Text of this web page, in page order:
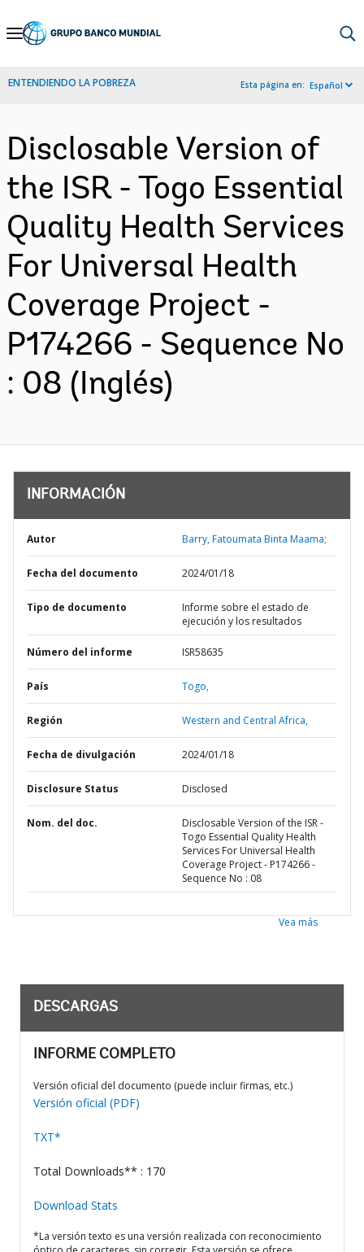
Skip
Navigation
ENTENDIENDO LA POBREZA Esta página en: Español
Disclosable Version of
the ISR - Togo Essential
Quality Health Services
For Universal Health
Coverage Project -
P174266 - Sequence No
: 08 (Inglés)
INFORMACIÓN
Autor Barry, Fatoumata Binta Maama;
Fecha del documento 2024/01/18
Tipo de documento
Informe sobre el estado de
ejecución y los resultados
Número del informe ISR58635
País Togo,
Región Western and Central Africa,
Fecha de divulgación 2024/01/18
Disclosure Status Disclosed
Nom. del doc.
Disclosable Version of the ISR -
Togo Essential Quality Health
Services For Universal Health
Coverage Project - P174266 -
Sequence No : 08
Vea más
DESCARGAS
INFORME COMPLETO
Versión oficial del documento (puede incluir firmas, etc.)
Versión oficial (PDF)
TXT*
Total Downloads** : 170
Download Stats
*La versión texto es una versión realizada con reconocimiento